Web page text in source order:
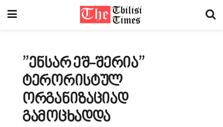
”ენსარ ეშ-შერია”
ტერორისტულ
ორგანიზაციად
გამოცხადდა